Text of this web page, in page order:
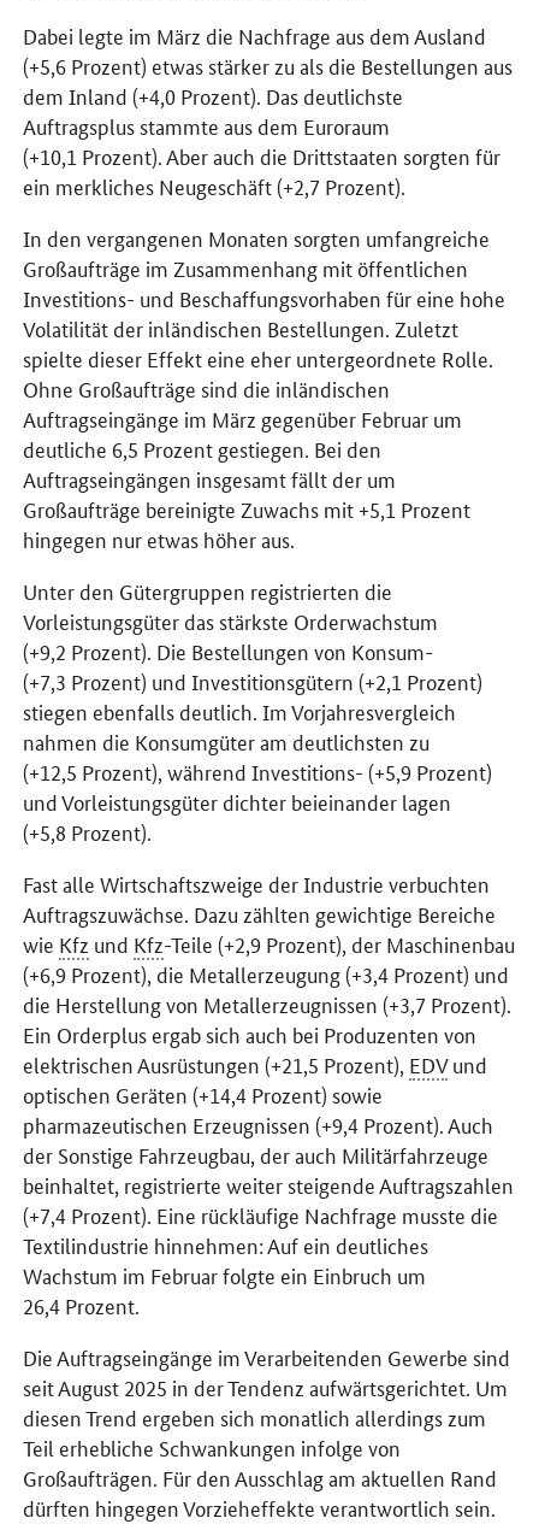
Dabei legte im März die Nachfrage aus dem Ausland
(+5,6 Prozent) etwas stärker zu als die Bestellungen aus
dem Inland (+4,0 Prozent). Das deutlichste
Auftragsplus stammte aus dem Euroraum
(+10,1 Prozent). Aber auch die Drittstaaten sorgten für
ein merkliches Neugeschäft (+2,7 Prozent).
In den vergangenen Monaten sorgten umfangreiche
Großaufträge im Zusammenhang mit öffentlichen
Investitions- und Beschaffungsvorhaben für eine hohe
Volatilität der inländischen Bestellungen. Zuletzt
spielte dieser Effekt eine eher untergeordnete Rolle.
Ohne Großaufträge sind die inländischen
Auftragseingänge im März gegenüber Februar um
deutliche 6,5 Prozent gestiegen. Bei den
Auftragseingängen insgesamt fällt der um
Großaufträge bereinigte Zuwachs mit +5,1 Prozent
hingegen nur etwas höher aus.
Unter den Gütergruppen registrierten die
Vorleistungsgüter das stärkste Orderwachstum
(+9,2 Prozent). Die Bestellungen von Konsum-
(+7,3 Prozent) und Investitionsgütern (+2,1 Prozent)
stiegen ebenfalls deutlich. Im Vorjahresvergleich
nahmen die Konsumgüter am deutlichsten zu
(+12,5 Prozent), während Investitions- (+5,9 Prozent)
und Vorleistungsgüter dichter beieinander lagen
(+5,8 Prozent).
Fast alle Wirtschaftszweige der Industrie verbuchten
Auftragszuwächse. Dazu zählten gewichtige Bereiche
wie Kfz und Kfz-Teile (+2,9 Prozent), der Maschinenbau
(+6,9 Prozent), die Metallerzeugung (+3,4 Prozent) und
die Herstellung von Metallerzeugnissen (+3,7 Prozent).
Ein Orderplus ergab sich auch bei Produzenten von
elektrischen Ausrüstungen (+21,5 Prozent), EDVund
optischen Geräten (+14,4 Prozent) sowie
pharmazeutischen Erzeugnissen (+9,4 Prozent). Auch
der Sonstige Fahrzeugbau, der auch Militärfahrzeuge
beinhaltet, registrierte weiter steigende Auftragszahlen
(+7,4 Prozent). Eine rückläufige Nachfrage musste die
Textilindustrie hinnehmen: Auf ein deutliches
Wachstum im Februar folgte ein Einbruch um
26,4 Prozent.
Die Auftragseingänge im Verarbeitenden Gewerbe sind
seit August 2025 in der Tendenz aufwärtsgerichtet. Um
diesen Trend ergeben sich monatlich allerdings zum
Teil erhebliche Schwankungen infolge von
Großaufträgen. Für den Ausschlag am aktuellen Rand
dürften hingegen Vorzieheffekte verantwortlich sein.